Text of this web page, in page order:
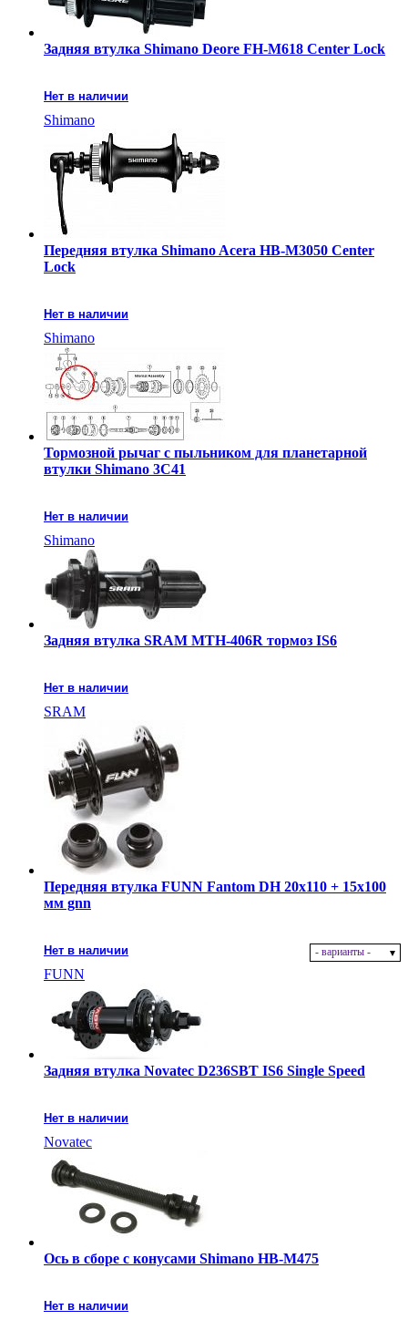
Задняя втулка Shimano Deore FH-M618 Center Lock
Нет в наличии
Shimano
Передняя втулка Shimano Acera HB-M3050 Center
Lock
Нет в наличии
Shimano
Тормозной рычаг с пыльником для планетарной
втулки Shimano 3C41
Нет в наличии
Shimano
Задняя втулка SRAM MTH-406R тормоз IS6
Нет в наличии
SRAM
Передняя втулка FUNN Fantom DH 20x110 + 15x100
мм gnn
Нет в наличии - варианты -
FUNN
Задняя втулка Novatec D236SBT IS6 Single Speed
Нет в наличии
Novatec
Ось в сборе с конусами Shimano HB-M475
Нет в наличии